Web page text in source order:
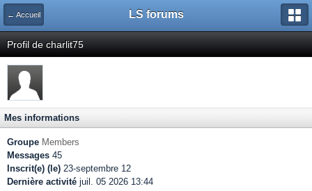
← Accueil LS forums
Profil de charlit75
Mes informations
Groupe Members
Messages 45
Inscrit(e) (le) 23-septembre 12
Dernière activité juil. 05 2026 13:44